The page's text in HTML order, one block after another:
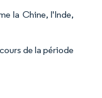
la Chine, l'Inde,
de la période